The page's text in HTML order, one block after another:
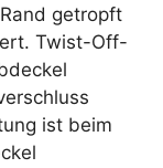
getropft
Twist-Off-
ist beim